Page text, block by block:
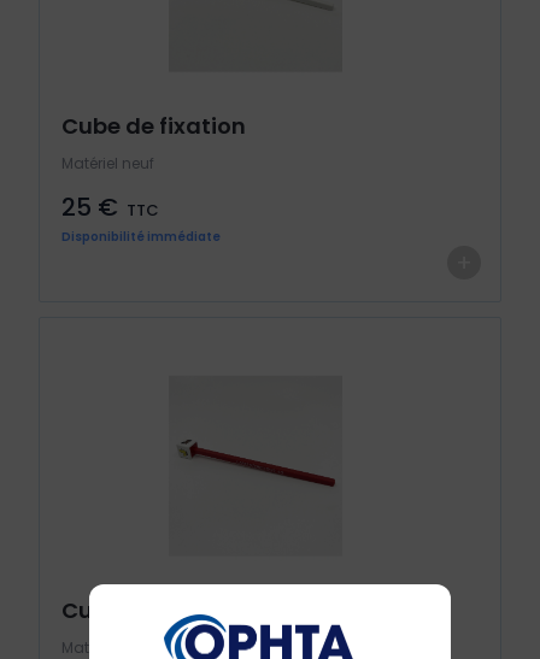
Cube de fixation
Matériel neuf
25 € TTC
Disponibilité immédiate
Cube de fixation
Matériel neuf